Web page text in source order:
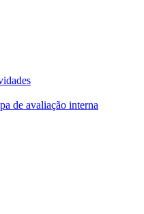
de avaliação interna